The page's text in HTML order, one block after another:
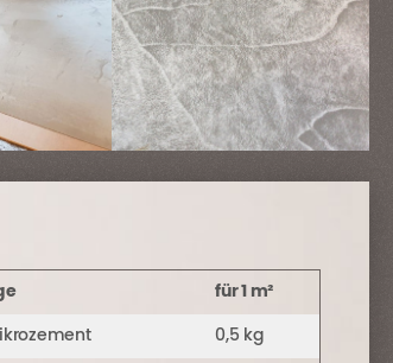
für 1 m²
0,5 kg